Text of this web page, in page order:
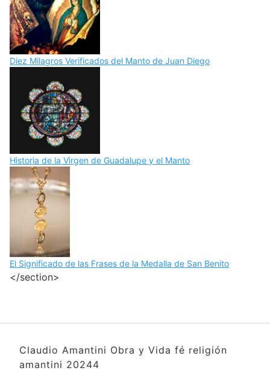
Diez Milagros Verificados del Manto de Juan Diego
Historia de la Virgen de Guadalupe y el Manto
El Significado de las Frases de la Medalla de San Benito
</section>
Claudio Amantini Obra y Vida fé religión
amantini 20244